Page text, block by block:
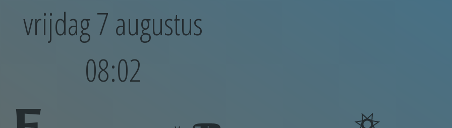
vrijdag 7 augustus
08:02